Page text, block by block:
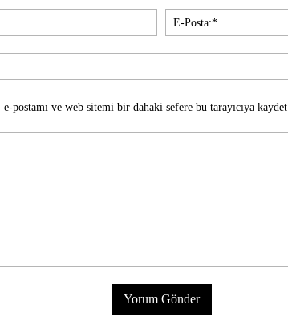
İsim:*
postamı ve web sitemi bir dahaki sefere bu tarayıcıya kaydet.